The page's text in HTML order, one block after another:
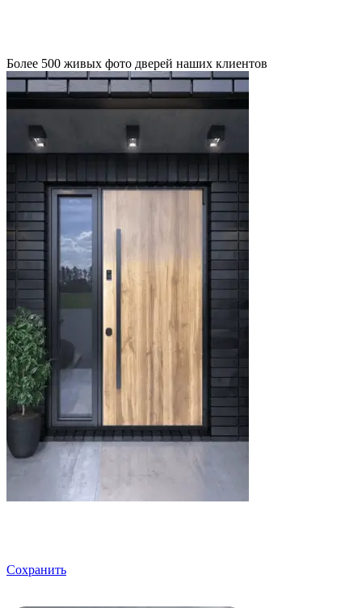
Более 500 живых фото дверей наших клиентов
Сохранить